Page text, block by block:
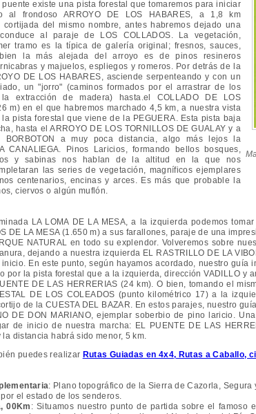
existe una pista forestal que tomaremos para iniciar
al frondoso ARROYO DE LOS HABARES, a 1,8 km
cortijada del mismo nombre, antes habremos dejado una
al paraje de LOS COLLADOS. La vegetación,
tramo es la típica de galería original; fresnos, sauces,
la más alejada del arroyo es de pinos resineros
y majuelos, espliegos y romeros. Por detrás de la
DE LOS HABARES, asciende serpenteando y con un
un "jorro" (caminos formados por el arrastrar de los
extracción de madera) hasta.el COLLADO DE LOS
m) en el que habremos marchado 4,5 km, a nuestra vista
la pista forestal que viene de la PEGUERA. Esta pista baja
hasta el ARROYO DE LOS TORNILLOS DE GUALAY y a
BORBOTON a muy poca distancia, algo más lejos la
CANALIEGA. Pinos Laricios, formando bellos bosques,
y sabinas nos hablan de la altitud en la que nos
las series de vegetación, magníficos ejemplares
centenarios, encinas y arces. Es más que probable la
ciervos o algún muflón.
LA LOMA DE LA MESA, a la izquierda podemos
DE LA MESA (1.650 m) a sus farallones, paraje de una
NATURAL en todo su explendor. Volveremos sobre
dejando a nuestra izquierda EL RASTRILLO DE LA
En este punto, según hayamos acordado, nuestro guía
por la pista forestal que a la izquierda, dirección VADILLO y
DE LAS HERRERIAS (24 km). O bien, tomando el
DE LOS COLEADOS (punto kilométrico 17) a la
de la CUESTA DEL BAZAR. En estos parajes, nuestro
DE DON MARIANO, ejemplar soberbio de pino laricio.
de inicio de nuestra marcha: EL PUENTE DE LAS
distancia habrá sido menor, 5 km.
puedes realizar Rutas Guiadas en 4x4, Rutas a Caballo,
: Plano topográfico de la Sierra de Cazorla,
por el estado de los senderos.
00Km : Situamos nuestro punto de partida sobre el famoso